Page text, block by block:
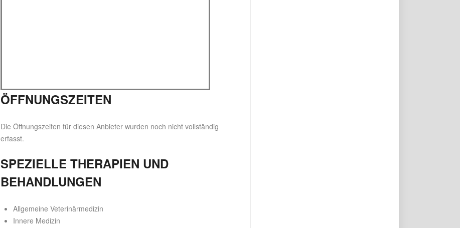
ÖFFNUNGSZEITEN
Die Öffnungszeiten für diesen Anbieter wurden noch nicht vollständig
erfasst.
SPEZIELLE THERAPIEN UND
BEHANDLUNGEN
Allgemeine Veterinärmedizin
Innere Medizin